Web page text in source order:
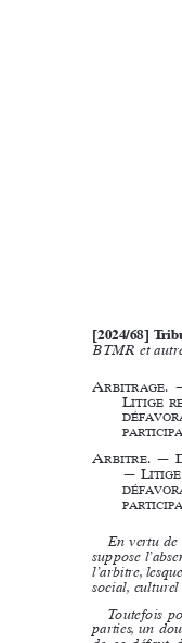

  
  
 
 
  
  
 
 